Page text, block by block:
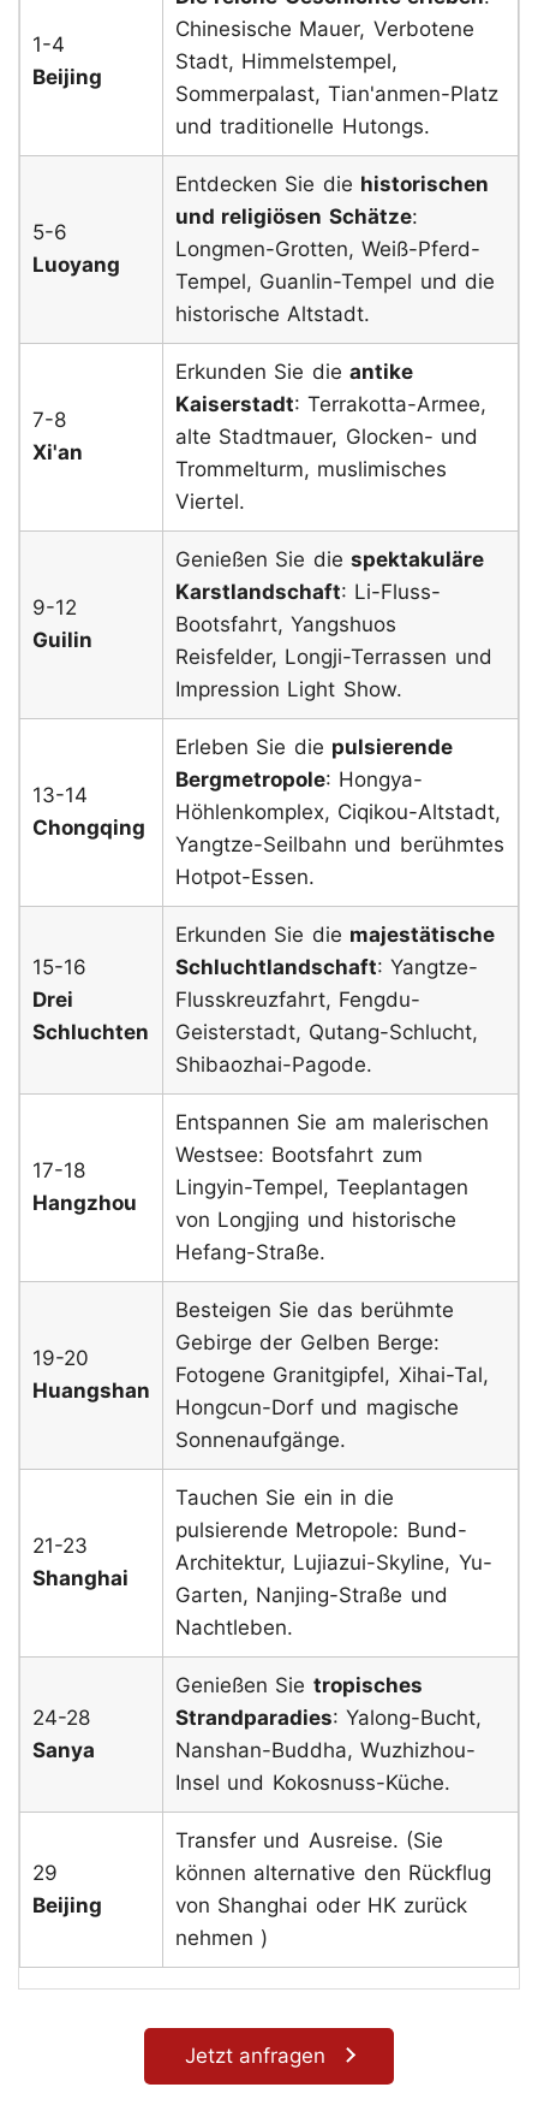
1-4
Beijing
Chinesische Mauer, Verbotene
Stadt, Himmelstempel,
Sommerpalast, Tian'anmen-Platz
und traditionelle Hutongs.
5-6
Luoyang
Entdecken Sie die historischen
und religiösen Schätze:
Longmen-Grotten, Weiß-Pferd-
Tempel, Guanlin-Tempel und die
historische Altstadt.
7-8
Xi'an
Erkunden Sie dieantike
Kaiserstadt: Terrakotta-Armee,
alte Stadtmauer, Glocken- und
Trommelturm, muslimisches
Viertel.
9-12
Guilin
Genießen Sie diespektakuläre
Karstlandschaft: Li-Fluss-
Bootsfahrt, Yangshuos
Reisfelder, Longji-Terrassen und
Impression Light Show.
13-14
Chongqing
Erleben Sie die pulsierende
Bergmetropole: Hongya-
Höhlenkomplex, Ciqikou-Altstadt,
Yangtze-Seilbahn und berühmtes
Hotpot-Essen.
15-16
Drei
Schluchten
Erkunden Sie die majestätische
Schluchtlandschaft: Yangtze-
Flusskreuzfahrt, Fengdu-
Geisterstadt, Qutang-Schlucht,
Shibaozhai-Pagode.
17-18
Hangzhou
Entspannen Sie am malerischen
Westsee: Bootsfahrt zum
Lingyin-Tempel, Teeplantagen
von Longjing und historische
Hefang-Straße.
19-20
Huangshan
Besteigen Sie das berühmte
Gebirge der Gelben Berge:
Fotogene Granitgipfel, Xihai-Tal,
Hongcun-Dorf und magische
Sonnenaufgänge.
21-23
Shanghai
Tauchen Sie ein in die
pulsierende Metropole: Bund-
Architektur, Lujiazui-Skyline, Yu-
Garten, Nanjing-Straße und
Nachtleben.
24-28
Sanya
Genießen Sie tropisches
Strandparadies: Yalong-Bucht,
Nanshan-Buddha, Wuzhizhou-
Insel und Kokosnuss-Küche.
29
Beijing
Transfer und Ausreise. (Sie
können alternative den Rückflug
von Shanghai oder HK zurück
nehmen )
Jetzt anfragen